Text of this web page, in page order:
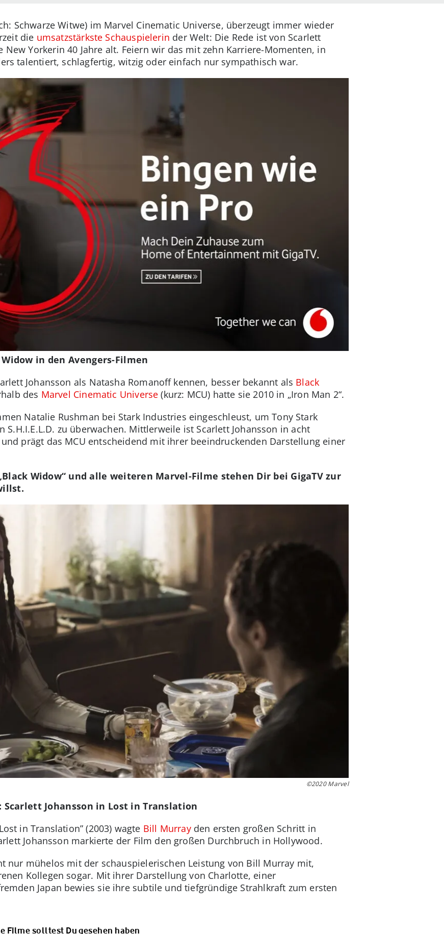
Schwarze Witwe) im Marvel Cinematic Universe, überzeugt immer wieder
die umsatzstärkste Schauspielerin der Welt: Die Rede ist von Scarlett
Yorkerin 40 Jahre alt. Feiern wir das mit zehn Karriere-Momenten, in
talentiert, schlagfertig, witzig oder einfach nur sympathisch war.
in den Avengers-Filmen
Johansson als Natasha Romanoff kennen, besser bekannt als Black
des Marvel Cinematic Universe (kurz: MCU) hatte sie 2010 in „Iron Man 2“.
Natalie Rushman bei Stark Industries eingeschleust, um Tony Stark
S.H.I.E.L.D. zu überwachen. Mittlerweile ist Scarlett Johansson in acht
prägt das MCU entscheidend mit ihrer beeindruckenden Darstellung einer
Widow“ und alle weiteren Marvel-Filme stehen Dir bei GigaTV zur
©2020 Marvel
Johansson in Lost in Translation
in Translation” (2003) wagte Bill Murrayden ersten großen Schritt in
Johansson markierte der Film den großen Durchbruch in Hollywood.
nur mühelos mit der schauspielerischen Leistung von Bill Murray mit,
Kollegen sogar. Mit ihrer Darstellung von Charlotte, einer
Japan bewies sie ihre subtile und tiefgründige Strahlkraft zum ersten
Filme solltest Du gesehen haben